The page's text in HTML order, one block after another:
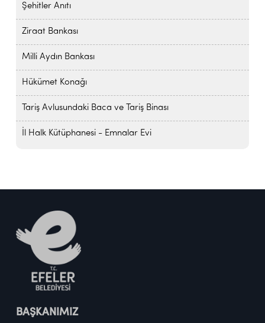
Şehitler Anıtı
Ziraat Bankası
Milli Aydın Bankası
Hükümet Konağı
Tariş Avlusundaki Baca ve Tariş Binası
İl Halk Kütüphanesi - Emnalar Evi
BAŞKANIMIZ